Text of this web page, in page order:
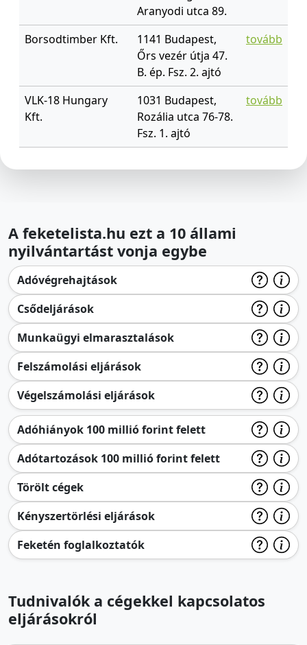
Aranyodi utca 89.
Borsodtimber Kft.
1141 Budapest,
Őrs vezér útja 47.
B. ép. Fsz. 2. ajtó
tovább
VLK-18 Hungary
Kft.
1031 Budapest,
Rozália utca 76-78.
Fsz. 1. ajtó
tovább
A feketelista.hu ezt a 10 állami
nyilvántartást vonja egybe
Adóvégrehajtások
Csődeljárások
Munkaügyi elmarasztalások
Felszámolási eljárások
Végelszámolási eljárások
Adóhiányok 100 millió forint felett
Adótartozások 100 millió forint felett
Törölt cégek
Kényszertörlési eljárások
Feketén foglalkoztatók
Tudnivalók a cégekkel kapcsolatos
eljárásokról